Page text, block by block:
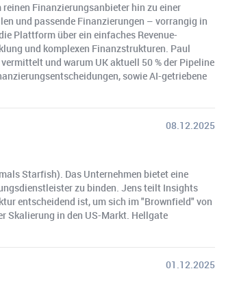
Finanzierungsanbieter hin zu einer
und passende Finanzierungen – vorrangig in
Plattform über ein einfaches Revenue-
und komplexen Finanzstrukturen. Paul
und warum UK aktuell 50 % der Pipeline
sowie AI-getriebene
08.12.2025
Starfish). Das Unternehmen bietet eine
zu binden. Jens teilt Insights
entscheidend ist, um sich im "Brownfield" von
Skalierung in den US-Markt. Hellgate
01.12.2025